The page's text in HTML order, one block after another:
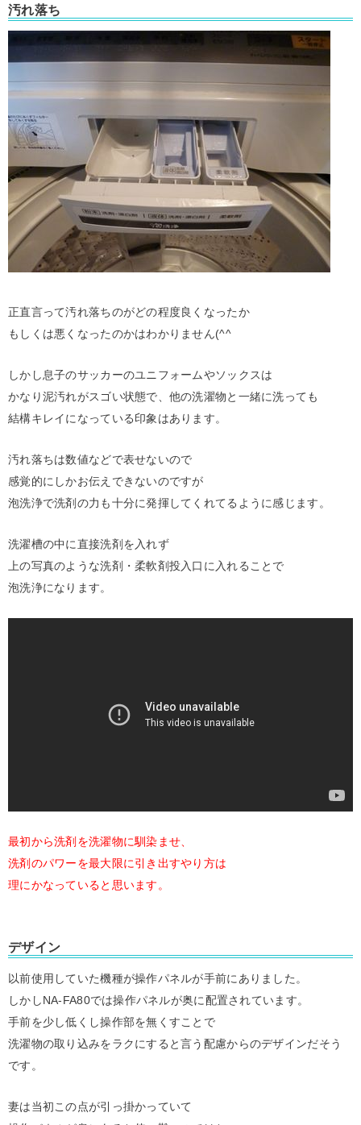
汚れ落ち
正直言って汚れ落ちのがどの程度良くなったか
もしくは悪くなったのかはわかりません(^^ゞ
しかし息子のサッカーのユニフォームやソックスは
かなり泥汚れがスゴい状態で、他の洗濯物と一緒に洗っても
結構キレイになっている印象はあります。
汚れ落ちは数値などで表せないので
感覚的にしかお伝えできないのですが
泡洗浄で洗剤の力も十分に発揮してくれてるように感じます。
洗濯槽の中に直接洗剤を入れず
上の写真のような洗剤・柔軟剤投入口に入れることで
泡洗浄になります。
最初から洗剤を洗濯物に馴染ませ、
洗剤のパワーを最大限に引き出すやり方は
理にかなっていると思います。
デザイン
以前使用していた機種が操作パネルが手前にありました。
しかしNA-FA80では操作パネルが奥に配置されています。
手前を少し低くし操作部を無くすことで
洗濯物の取り込みをラクにすると言う配慮からのデザインだそう
です。
妻は当初この点が引っ掛かっていて